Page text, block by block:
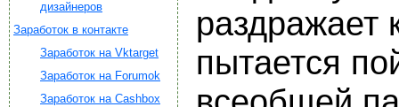
дизайнеров
Заработок в контакте
Заработок на Vktarget
Заработок на Forumok
Заработок на Cashbox
раздражает
пытается